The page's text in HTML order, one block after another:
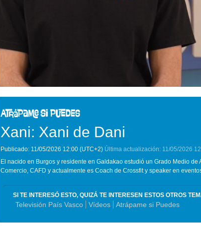
Xani: Xani de Dani
Publicado: 11/05/2026 12:00 (UTC+2) Última actualización: 11/05/2026
El nacido en Burgos y residente en Galdakao estudió un Grado Medio
Comercio, CAFD y actualmente es Coach de Crossfit y speaker en
SI TE INTERESÓ ESTO, QUIZÁ TE INTERESEN ESTOS OTROS
Televisión País Vasco Vídeos Atrápame si Puedes